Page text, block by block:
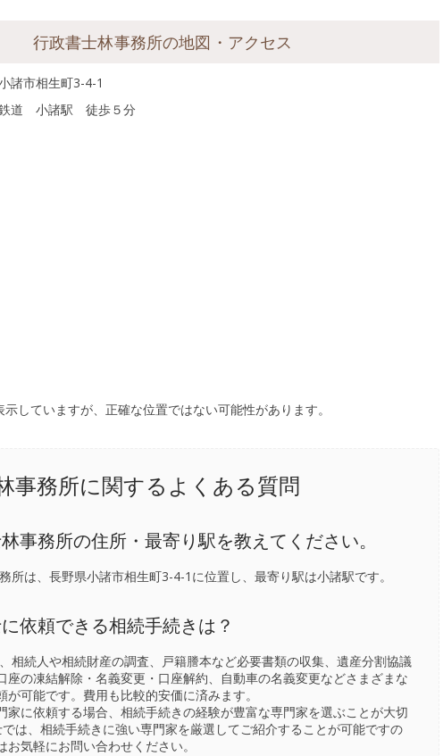
行政書士林事務所の地図・アクセス
諸市相生町3-4-1
鉄道 小諸駅 徒歩５分
していますが、正確な位置ではない可能性があります。
事務所に関するよくある質問
事務所の住所・最寄り駅を教えてください。
所は、長野県小諸市相生町3-4-1に位置し、最寄り駅は小諸駅です。
依頼できる相続手続きは？
相続人や相続財産の調査、戸籍謄本など必要書類の収集、遺産分割協議
座の凍結解除・名義変更・口座解約、自動車の名義変更などさまざまな
が可能です。費用も比較的安価に済みます。
家に依頼する場合、相続手続きの経験が豊富な専門家を選ぶことが大切
は、相続手続きに強い専門家を厳選してご紹介することが可能ですの
お気軽にお問い合わせください。